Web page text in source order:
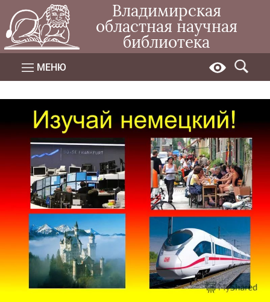
Владимирская
областная научная
библиотека
МЕНЮ